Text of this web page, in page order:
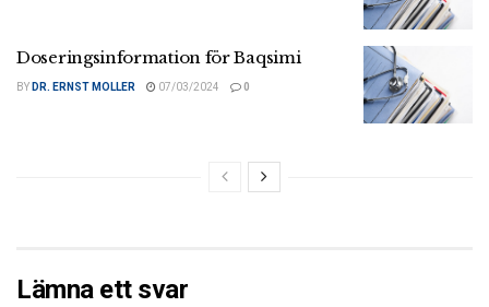
Doseringsinformation för Baqsimi
BY DR. ERNST MOLLER 07/03/2024 0
Lämna ett svar